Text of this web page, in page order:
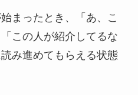
まったとき、「あ、こ
この人が紹介してるな
み進めてもらえる状態